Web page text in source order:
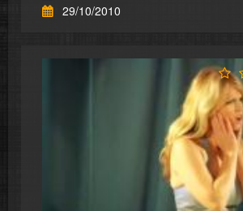
29/10/2010